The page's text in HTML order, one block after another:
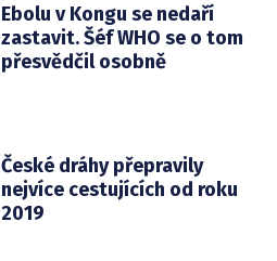
Ebolu v Kongu se nedaří
zastavit. Šéf WHO se o tom
přesvědčil osobně
České dráhy přepravily
nejvíce cestujících od roku
2019